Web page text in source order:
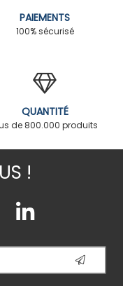
PAIEMENTS
100% sécurisé
QUANTITÉ
de 800.000 produits
!